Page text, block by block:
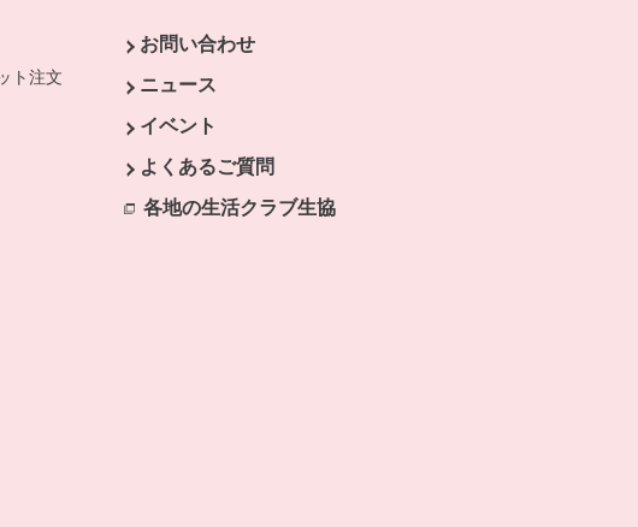
ト注文 別のウィンドウで開きます。
ウィンドウで開きます。
ンドウで開きます。
お問い合わせ
ニュース
イベント
よくあるご質問
各地の生活クラブ生協